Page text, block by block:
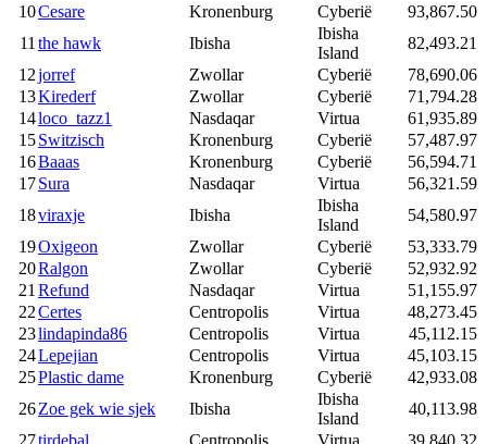
10Cesare Kronenburg Cyberië
93,867.50
11 the hawk Ibisha
Ibisha
Island
82,493.21
12jorref Zwollar Cyberië
78,690.06
13Kirederf Zwollar Cyberië
71,794.28
14loco_tazz1 Nasdaqar Virtua
61,935.89
15Switzisch Kronenburg Cyberië
57,487.97
16Baaas Kronenburg Cyberië
56,594.71
17Sura Nasdaqar Virtua
56,321.59
18viraxje Ibisha
Ibisha
Island
54,580.97
19Oxigeon Zwollar Cyberië
53,333.79
20Ralgon Zwollar Cyberië
52,932.92
21 Refund Nasdaqar Virtua
51,155.97
22Certes Centropolis Virtua
48,273.45
23lindapinda86 Centropolis Virtua
45,112.15
24Lepejian Centropolis Virtua
45,103.15
25Plastic dame Kronenburg Cyberië
42,933.08
26Zoe gek wie sjek Ibisha
Ibisha
Island
40,113.98
27tirdebal Centropolis Virtua
39,840.32